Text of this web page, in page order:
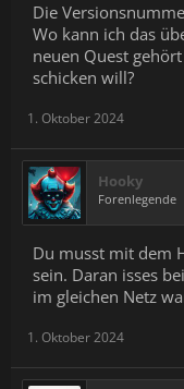
Die
Wo kann ich das
neuen Quest
schicken will?
1. Oktober 2024
Hooky
Forenlegende
Du musst mit dem
sein. Daran isses
im gleichen Netz
1. Oktober 2024